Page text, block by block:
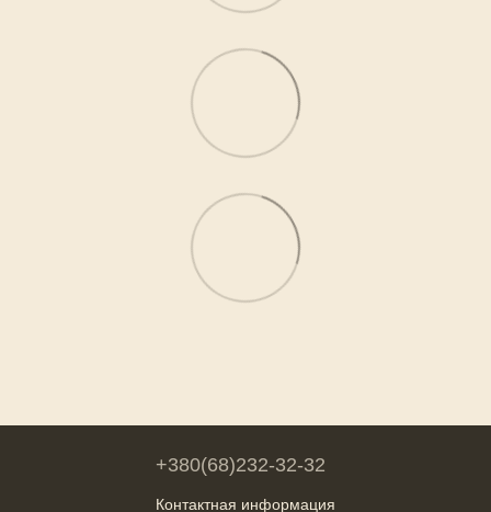
+380(68)232-32-32
Контактная информация